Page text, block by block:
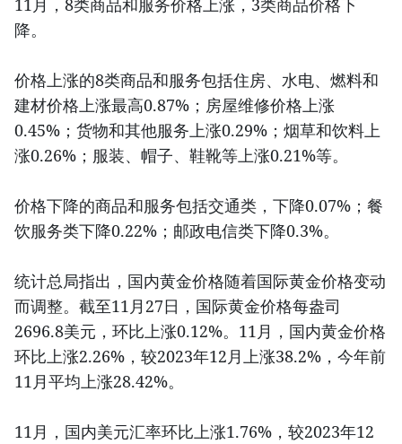
11月，8类商品和服务价格上涨，3类商品价格下
降。
价格上涨的8类商品和服务包括住房、水电、燃料和
建材价格上涨最高0.87%；房屋维修价格上涨
0.45%；货物和其他服务上涨0.29%；烟草和饮料上
涨0.26%；服装、帽子、鞋靴等上涨0.21%等。
价格下降的商品和服务包括交通类，下降0.07%；餐
饮服务类下降0.22%；邮政电信类下降0.3%。
统计总局指出，国内黄金价格随着国际黄金价格变动
而调整。截至11月27日，国际黄金价格每盎司
2696.8美元，环比上涨0.12%。11月，国内黄金价格
环比上涨2.26%，较2023年12月上涨38.2%，今年前
11月平均上涨28.42%。
11月，国内美元汇率环比上涨1.76%，较2023年12